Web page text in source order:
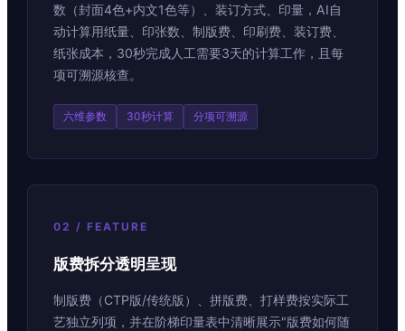
数（封面4色+内文1色等）、装订方式、印量，AI自
动计算用纸量、印张数、制版费、印刷费、装订费、
纸张成本，30秒完成人工需要3天的计算工作，且每
项可溯源核查。
六维参数 30秒计算 分项可溯源
02 / FEATURE
版费拆分透明呈现
制版费（CTP版/传统版）、拼版费、打样费按实际工
艺独立列项，并在阶梯印量表中清晰展示"版费如何随